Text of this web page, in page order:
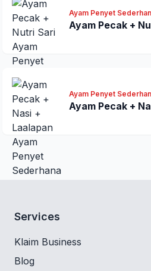
Ayam Penyet
Ayam Pecak +
Ayam Penyet
Ayam Pecak +
Services
Klaim Business
Blog